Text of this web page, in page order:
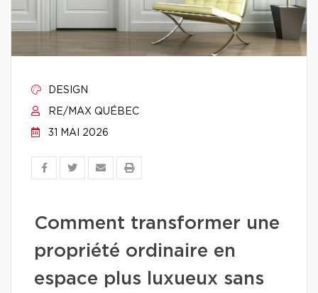
DESIGN
RE/MAX QUÉBEC
31 MAI 2026
Comment transformer une
propriété ordinaire en
espace plus luxueux sans